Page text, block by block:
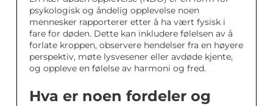
psykologisk og åndelig opplevelse noen
mennesker rapporterer etter å ha vært fysisk i
fare for døden. Dette kan inkludere følelsen av å
forlate kroppen, observere hendelser fra en høyere
perspektiv, møte lysvesener eller avdøde kjente,
og oppleve en følelse av harmoni og fred.
Hva er noen fordeler og